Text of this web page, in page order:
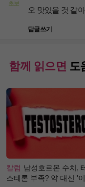
초보
오 맛있을 것 같
답글쓰기
함께 읽으면 도
칼럼 남성호르몬 수치,
스테론 부족? 약 대신 '